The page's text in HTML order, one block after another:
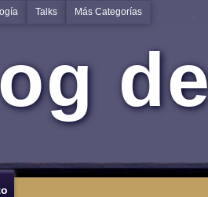
Talks Más Categorías